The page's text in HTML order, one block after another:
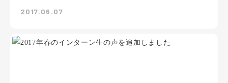
2017.06.07